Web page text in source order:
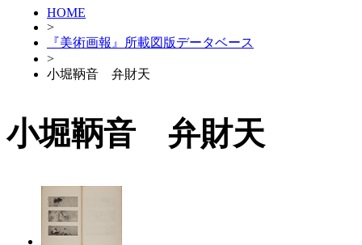
HOME
>
『美術画報』所載図版データベース
>
小堀鞆音 弁財天
小堀鞆音 弁財天